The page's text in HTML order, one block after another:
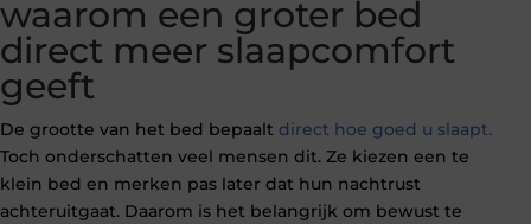
waarom een groter bed
direct meer slaapcomfort
geeft
De grootte van het bed bepaalt direct hoe goed u slaapt.
Toch onderschatten veel mensen dit. Ze kiezen een te
klein bed en merken pas later dat hun nachtrust
achteruitgaat. Daarom is het belangrijk om bewust te